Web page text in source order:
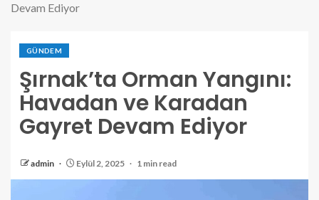
Devam Ediyor
GÜNDEM
Şırnak’ta Orman Yangını:
Havadan ve Karadan
Gayret Devam Ediyor
admin Eylül 2, 2025 1 min read